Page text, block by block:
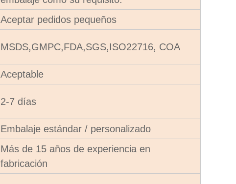
Aceptar pedidos pequeños
MSDS,GMPC,FDA,SGS,ISO22716, COA
Aceptable
2-7 días
Embalaje estándar / personalizado
Más de 15 años de experiencia en
fabricación